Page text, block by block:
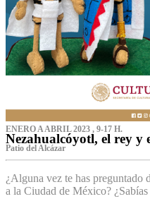
ENERO A ABRIL 2023 , 9-17 H.
Nezahualcóyotl, el rey y
Patio del Alcázar
¿Alguna vez te has preguntado
a la Ciudad de México?